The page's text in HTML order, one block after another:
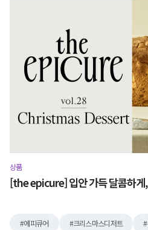
상품
[the epicure] 입안 가득 달콤하게
에피큐어 크리스마스디저트